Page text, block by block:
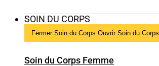
SOIN DU CORPS
Fermer Soin du Corps Ouvrir Soin du Corps
Soin du Corps Femme